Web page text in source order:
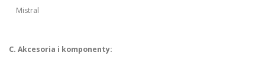
Mistral
C. Akcesoria i komponenty: